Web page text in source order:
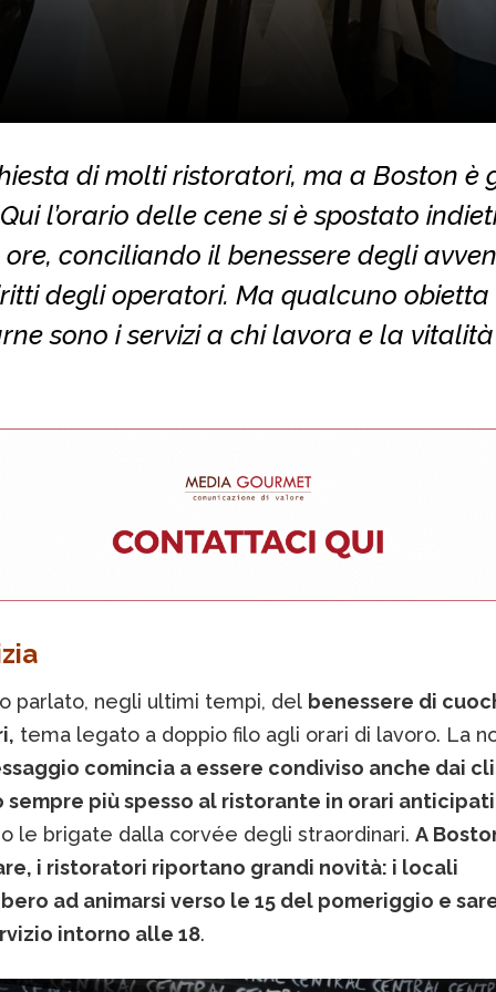
di molti ristoratori, ma a Boston è
l’orario delle cene si è spostato
ore, conciliando il benessere degli
degli operatori. Ma qualcuno obietta
sono i servizi a chi lavora e la
parlato, negli ultimi tempi, del benessere di
tema legato a doppio filo agli orari di lavoro. La
comincia a essere condiviso anche dai
sempre più spesso al ristorante in orari
le brigate dalla corvée degli straordinari. A
i ristoratori riportano grandi novità: i locali
ad animarsi verso le 15 del pomeriggio e
intorno alle 18.